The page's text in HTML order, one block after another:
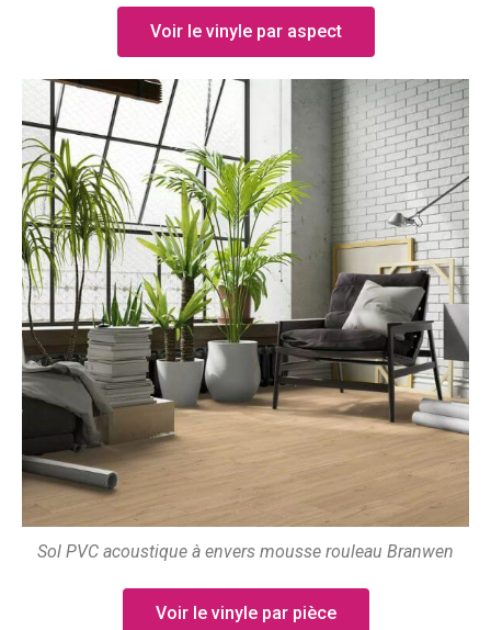
Voir le vinyle par aspect
Sol PVC acoustique à envers mousse rouleau Branwen
Voir le vinyle par pièce